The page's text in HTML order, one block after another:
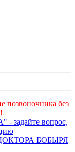
позвоночника без
задайте вопрос,
БОБЫРЯ